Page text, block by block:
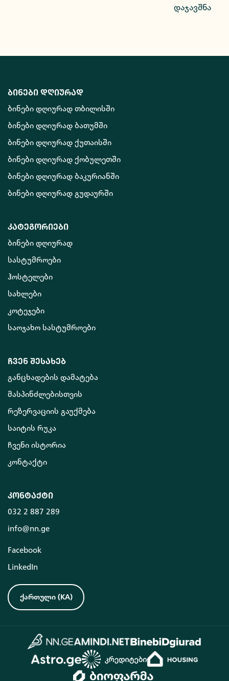
დაჯავშნა
ბინები დღიურად
ბინები დღიურად თბილისში
ბინები დღიურად ბათუმში
ბინები დღიურად ქუთაისში
ბინები დღიურად ქობულეთში
ბინები დღიურად ბაკურიანში
ბინები დღიურად გუდაურში
კატეგორიები
ბინები დღიურად
სასტუმროები
ჰოსტელები
სახლები
კოტეჯები
საოჯახო სასტუმროები
ჩვენ შესახებ
განცხადების დამატება
მასპინძლებისთვის
რეზერვაციის გაუქმება
საიტის რუკა
ჩვენი ისტორია
კონტაქტი
კონტაქტი
032 2 887 289
info@nn.ge
Facebook
LinkedIn
ქართული (KA)